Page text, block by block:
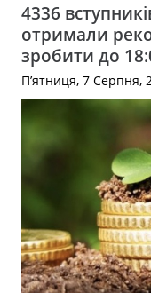
4336
отримали
зробити до
П’ятниця, 7 Серпня,